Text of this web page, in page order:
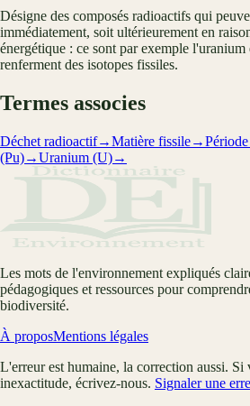
Désigne des composés radioactifs qui
immédiatement, soit ultérieurement en
énergétique : ce sont par exemple
renferment des isotopes fissiles.
Termes associes
Déchet radioactif→Matière fissile→
(Pu)→Uranium (U)→
Les mots de l'environnement expliqués
pédagogiques et ressources pour
biodiversité.
À proposMentions légales
L'erreur est humaine, la correction aussi. Si
inexactitude, écrivez-nous. Signaler une